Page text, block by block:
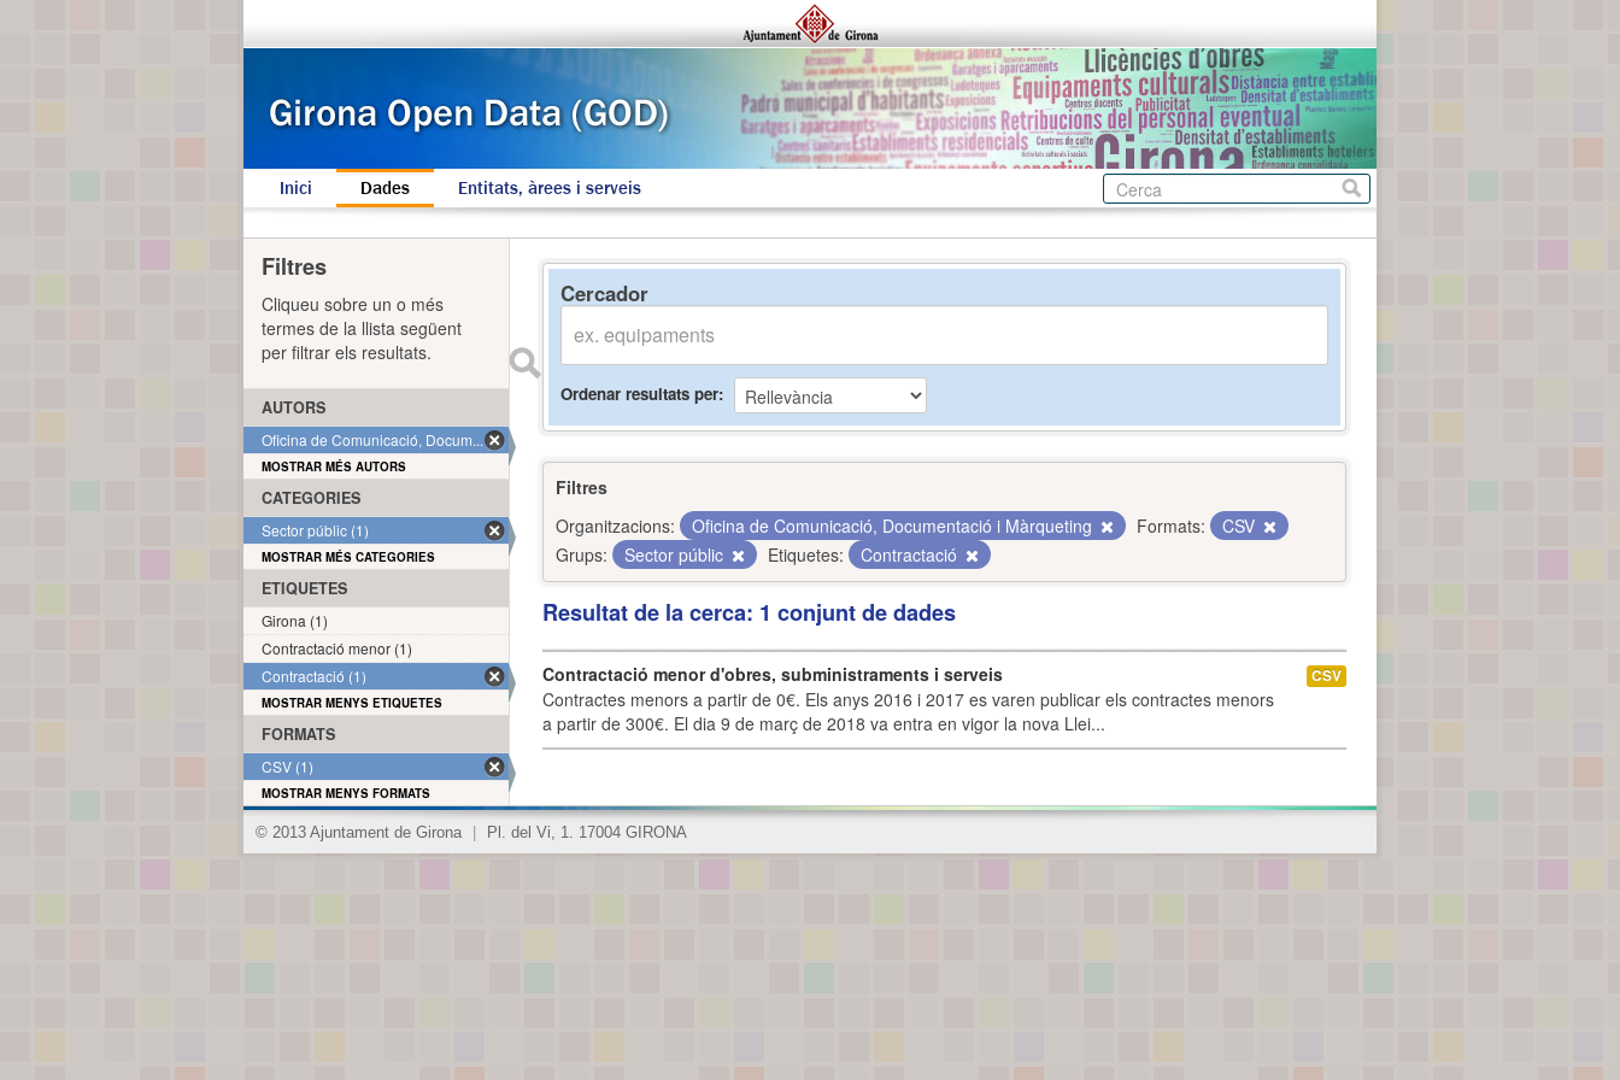
Inici Dades Entitats, àrees i serveis
Cercador
Ordenar resultats per
Filtres
Organitzacions:
Oficina de Comunicació, Documentació i Màrqueting Formats:
CSV
Grups:
Sector públic Etiquetes: Contractació
Resultat de la cerca: 1 conjunt de dades
Contractació menor d'obres, subministraments i serveis
Contractes menors a partir de 0€. Els anys 2016 i 2017 es varen publicar els contractes menors
a partir de 300€. El dia 9 de març de 2018 va entra en vigor la nova Llei...
CSV
Filtres
Cliqueu sobre un o més
termes de la llista següent
per filtrar els resultats.
AUTORS
Oficina de Comunicació, Docum... (1)
MOSTRAR MÉS AUTORS
CATEGORIES
Sector públic (1)
MOSTRAR MÉS CATEGORIES
ETIQUETES
Girona (1)
Contractació menor (1)
Contractació (1)
MOSTRAR MENYS ETIQUETES
FORMATS
CSV (1)
MOSTRAR MENYS FORMATS
© 2013 Ajuntament de Girona Pl. del Vi, 1. 17004 GIRONA